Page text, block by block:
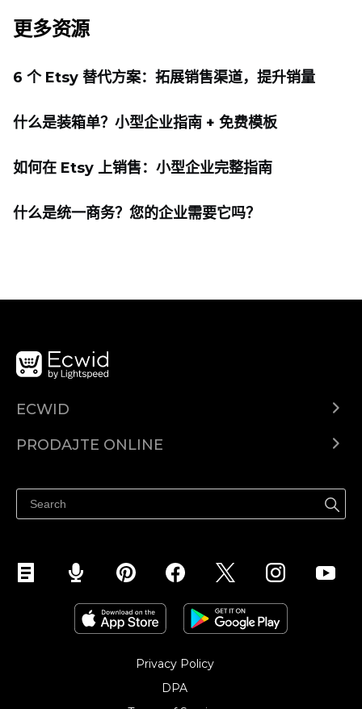
更多资源
6 个 Etsy 替代方案：拓展销售渠道，提升销量
什么是装箱单？小型企业指南 + 免费模板
如何在 Etsy 上销售：小型企业完整指南
什么是统一商务？您的企业需要它吗？
ECWID
PRODAJTE ONLINE
Privacy Policy
DPA